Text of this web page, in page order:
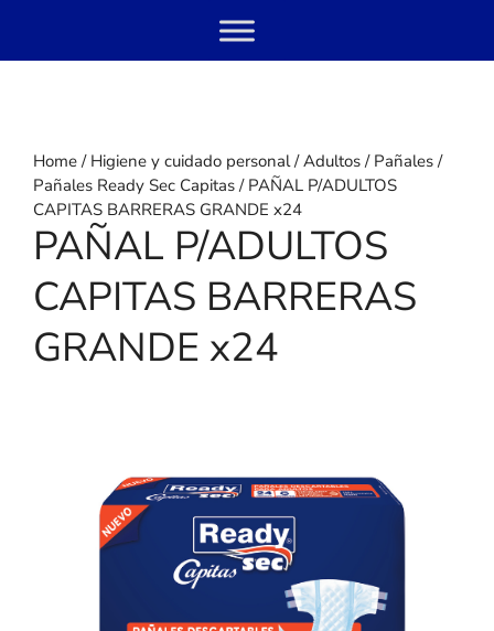
content
Home/ Higiene y cuidado personal/Adultos/ Pañales/
Pañales Ready Sec Capitas/ PAÑAL P/ADULTOS
CAPITAS BARRERAS GRANDE x24
PAÑAL P/ADULTOS
CAPITAS BARRERAS
GRANDE x24